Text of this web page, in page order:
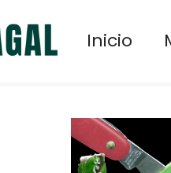
Inicio